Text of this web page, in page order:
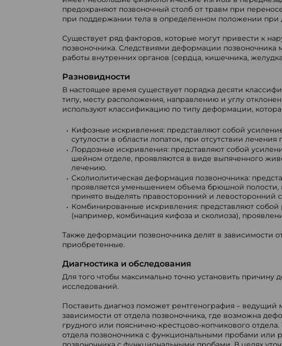
предохраняют позвоночный столб от травм при
при поддержании тела в определенном положении при
Существует ряд факторов, которые могут привести к
позвоночника. Следствиями деформации позвоночника
работы внутренних органов (сердца, кишечника,
Разновидности
В настоящее время существует порядка десяти
типу, месту расположения, направлению и углу
используют классификацию по типу деформации,
Кифозные искривления: представляют собой
сутулости в области лопаток, при отсутствии
Лордозные искривления: представляют собой
шейном отделе, проявляются в виде выпяченного
лечению.
Сколиолитическая деформация позвоночника:
проявляется уменьшением объема брюшной
принято выделять правосторонний и левосторонний
Комбинированные искривления: представляют
(например, комбинация кифоза и сколиоза),
Также деформации позвоночника делят в
приобретенные.
Диагностика и обследования
Для того чтобы максимально точно установить
исследований.
Поставить диагноз поможет рентгенография –
зависимости от отдела позвоночника, где возможна
грудного или пояснично-крестцово-копчикового
отдела позвоночника с функциональными пробами или